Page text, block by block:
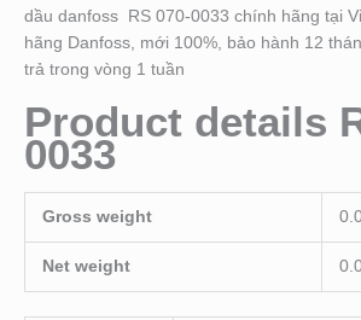
dầu danfoss RS 070-0033 chính hãng tại
hãng Danfoss, mới 100%, bảo hành 12
trả trong vòng 1 tuần
Product details
0033
Gross weight
Net weight